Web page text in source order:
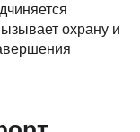
охрану и